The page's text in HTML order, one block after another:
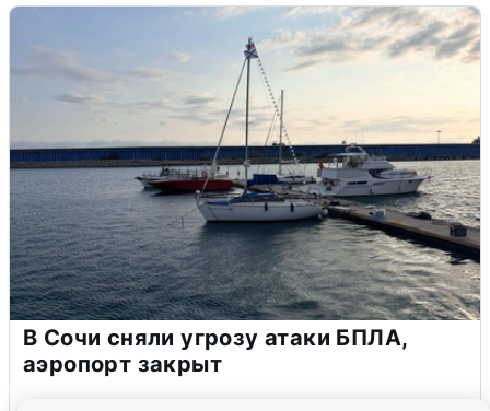
В Сочи сняли угрозу атаки БПЛА,
аэропорт закрыт